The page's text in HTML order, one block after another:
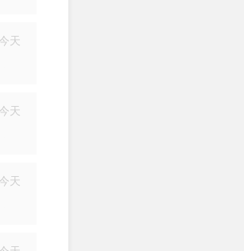
今天
今天
今天